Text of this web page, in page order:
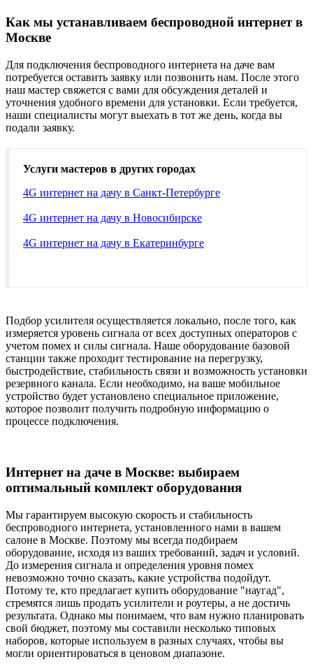
Как мы устанавливаем беспроводной интернет в
Москве
Для подключения беспроводного интернета на даче вам
потребуется оставить заявку или позвонить нам. После этого
наш мастер свяжется с вами для обсуждения деталей и
уточнения удобного времени для установки. Если требуется,
наши специалисты могут выехать в тот же день, когда вы
подали заявку.
Услуги мастеров в других городах
4G интернет на дачу в Санкт-Петербурге
4G интернет на дачу в Новосибирске
4G интернет на дачу в Екатеринбурге
Подбор усилителя осуществляется локально, после того, как
измеряется уровень сигнала от всех доступных операторов с
учетом помех и силы сигнала. Наше оборудование базовой
станции также проходит тестирование на перегрузку,
быстродействие, стабильность связи и возможность установки
резервного канала. Если необходимо, на ваше мобильное
устройство будет установлено специальное приложение,
которое позволит получить подробную информацию о
процессе подключения.
Интернет на даче в Москве: выбираем
оптимальный комплект оборудования
Мы гарантируем высокую скорость и стабильность
беспроводного интернета, установленного нами в вашем
салоне в Москве. Поэтому мы всегда подбираем
оборудование, исходя из ваших требований, задач и условий.
До измерения сигнала и определения уровня помех
невозможно точно сказать, какие устройства подойдут.
Потому те, кто предлагает купить оборудование "наугад",
стремятся лишь продать усилители и роутеры, а не достичь
результата. Однако мы понимаем, что вам нужно планировать
свой бюджет, поэтому мы составили несколько типовых
наборов, которые используем в разных случаях, чтобы вы
могли ориентироваться в ценовом диапазоне.